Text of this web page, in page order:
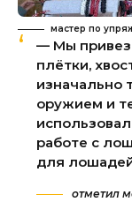
мастер по
— Мы
плётки,
изначально
оружием и
работе с
для
отметил